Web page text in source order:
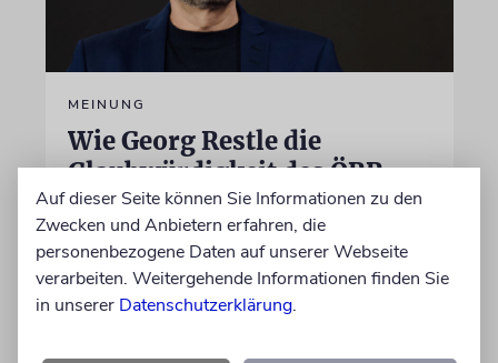
MEINUNG
Wie Georg Restle die
Glaubwürdigkeit des ÖRR
untergräbt
Nach dem X-Post des Journalisten hat sich
Felix Schotland, Vorstand der Synagogen-
Gemeinde Köln, an WDR-
Auf dieser Seite können Sie Informationen zu den
Zwecken und Anbietern erfahren, die
personenbezogene Daten auf unserer Webseite
verarbeiten. Weitergehende Informationen finden Sie
in unserer Datenschutzerklärung.